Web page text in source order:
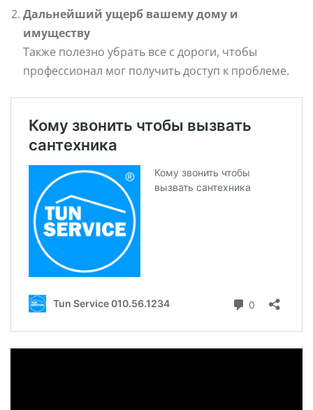
Дальнейший ущерб вашему дому и
имуществу
Также полезно убрать все с дороги, чтобы
профессионал мог получить доступ к проблеме.